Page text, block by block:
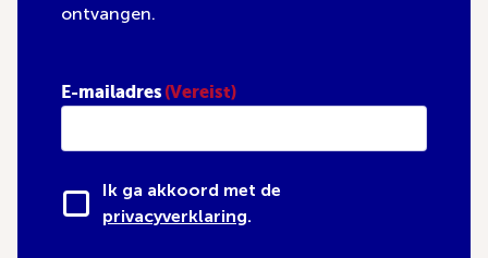
ontvangen.
E-mailadres (Vereist)
Ik ga akkoord met de
privacyverklaring.